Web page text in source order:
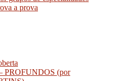
a prova
PROFUNDOS (por